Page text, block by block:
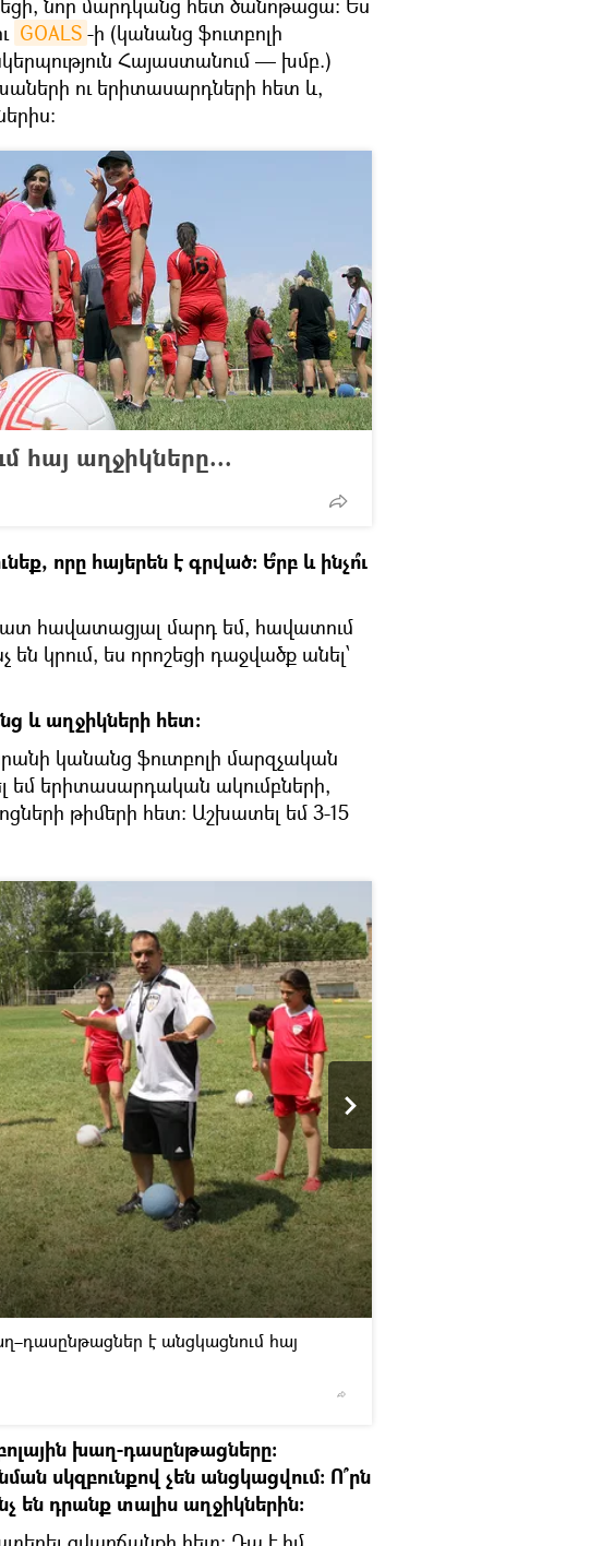
նոր մարդկանց հետ ծանոթացա: Ես
GOALS -ի (կանանց ֆուտբոլի
Հայաստանում — խմբ.)
ու երիտասարդների հետ և,
հայ աղջիկները...
որը հայերեն է գրված: Ե՞րբ և ինչո՞ւ
հավատացյալ մարդ եմ, հավատում
կրում, ես որոշեցի դաջվածք անել՝
և աղջիկների հետ։
կանանց ֆուտբոլի մարզչական
եմ երիտասարդական ակումբների,
թիմերի հետ: Աշխատել եմ 3-15
է անցկացնում հայ
խաղ-դասընթացները:
սկզբունքով չեն անցկացվում: Ո՞րն
են դրանք տալիս աղջիկներին: